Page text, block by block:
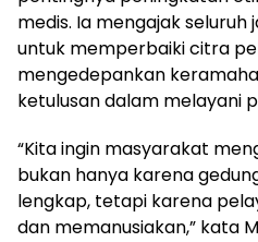
medis. Ia mengajak seluruh
untuk memperbaiki citra
mengedepankan
ketulusan dalam melayani
“Kita ingin masyarakat
bukan hanya karena
lengkap, tetapi karena
dan memanusiakan,” kata